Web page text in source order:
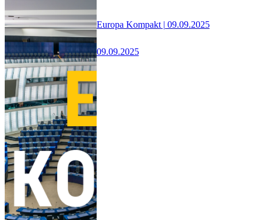
Europa Kompakt | 09.09.2025
09.09.2025